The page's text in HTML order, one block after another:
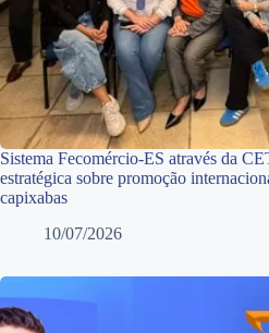
Sistema Fecomércio-ES através da
estratégica sobre promoção
capixabas
10/07/2026